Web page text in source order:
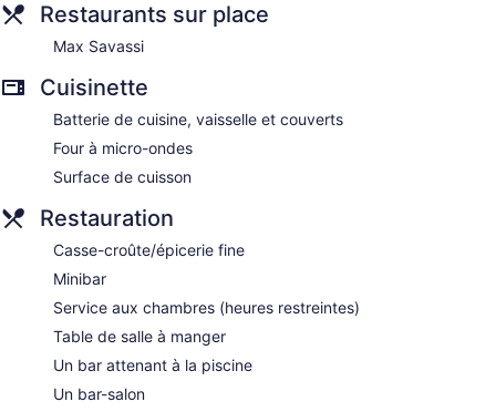
cuisinette pourvue de : surface de cuisson, four à micro-
ondes, coin cuisine distinct et vaisselle et ustensiles. La salle
de bain comprend : douche, articles de toilette (gratuits) et
Les clients peuvent accéder à Internet gratuitement par une
connexion sans fil. Les commodités suivantes sont
offertes : un bureau et des journaux gratuits. L'entretien
ménager est assuré tous les jours.
Restaurants sur place
Max Savassi
Cuisinette
Batterie de cuisine, vaisselle et couverts
Four à micro-ondes
Surface de cuisson
Restauration
Casse-croûte/épicerie fine
Minibar
Service aux chambres (heures restreintes)
Table de salle à manger
Un bar attenant à la piscine
Un bar-salon